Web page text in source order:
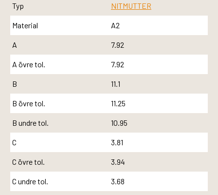
Typ NITMUTTER
Material A2
A 7.92
A övre tol. 7.92
B 11.1
B övre tol. 11.25
B undre tol. 10.95
C 3.81
C övre tol. 3.94
C undre tol. 3.68